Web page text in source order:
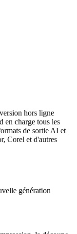
hors ligne
en charge tous les
de sortie AI et
Corel et d'autres
génération